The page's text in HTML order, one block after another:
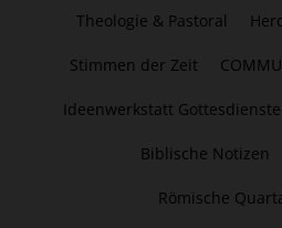
Theologie & Pastoral
Stimmen der Zeit
Ideenwerkstatt Gottesdienste
Biblische Notizen
Römische